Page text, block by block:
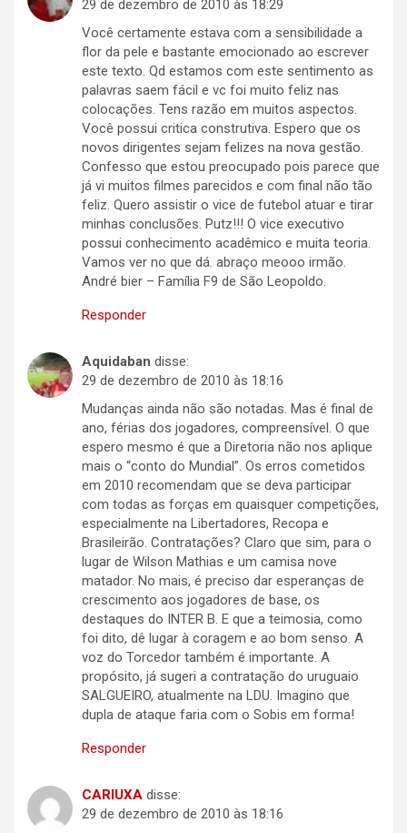
29 de dezembro de 2010 às 18:29
Você certamente estava com a sensibilidade a
flor da pele e bastante emocionado ao escrever
este texto. Qd estamos com este sentimento as
palavras saem fácil e vc foi muito feliz nas
colocações. Tens razão em muitos aspectos.
Você possui critica construtiva. Espero que os
novos dirigentes sejam felizes na nova gestão.
Confesso que estou preocupado pois parece que
já vi muitos filmes parecidos e com final não tão
feliz. Quero assistir o vice de futebol atuar e tirar
minhas conclusões. Putz!!! O vice executivo
possui conhecimento acadêmico e muita teoria.
Vamos ver no que dá. abraço meooo irmão.
André bier – Família F9 de São Leopoldo.
Responder
Aquidaban disse:
29 de dezembro de 2010 às 18:16
Mudanças ainda não são notadas. Mas é final de
ano, férias dos jogadores, compreensível. O que
espero mesmo é que a Diretoria não nos aplique
mais o “conto do Mundial”. Os erros cometidos
em 2010 recomendam que se deva participar
com todas as forças em quaisquer competições,
especialmente na Libertadores, Recopa e
Brasileirão. Contratações? Claro que sim, para o
lugar de Wilson Mathias e um camisa nove
matador. No mais, é preciso dar esperanças de
crescimento aos jogadores de base, os
destaques do INTER B. E que a teimosia, como
foi dito, dê lugar à coragem e ao bom senso. A
voz do Torcedor também é importante. A
propósito, já sugeri a contratação do uruguaio
SALGUEIRO, atualmente na LDU. Imagino que
dupla de ataque faria com o Sobis em forma!
Responder
CARIUXA disse:
29 de dezembro de 2010 às 18:16